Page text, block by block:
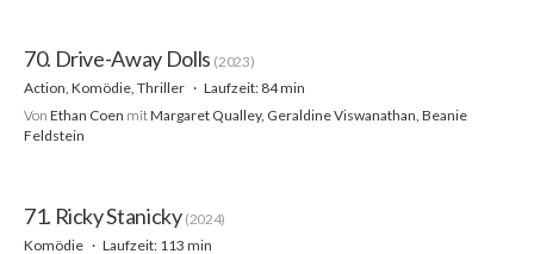
70. Drive-Away Dolls (2023)
Action, Komödie, Thriller
Laufzeit: 84 min
Von Ethan Coen mitMargaret Qualley, Geraldine Viswanathan, Beanie
Feldstein
71. Ricky Stanicky (2024)
Komödie
Laufzeit: 113 min